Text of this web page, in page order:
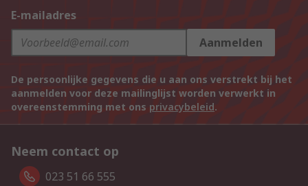
E-mailadres
Aanmelden
De persoonlijke gegevens die u aan ons verstrekt bij het
aanmelden voor deze mailinglijst worden verwerkt in
overeenstemming met ons privacybeleid.
Neem contact op
023 51 66 555